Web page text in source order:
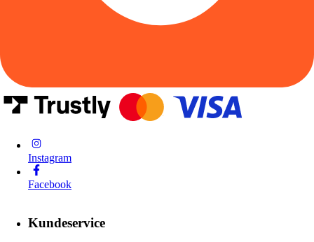
Instagram
Facebook
Kundeservice